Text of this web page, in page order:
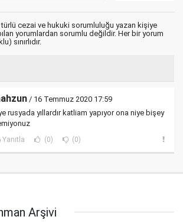
türlü cezai ve hukuki sorumluluğu yazan kişiye
yorumlardan sorumlu değildir. Her bir yorum
sınırlıdır.
/ 16 Temmuz 2020 17:59
rusyada yıllardır katliam yapıyor ona niye bişey
Yanıtla (0) (0)
Arşivi